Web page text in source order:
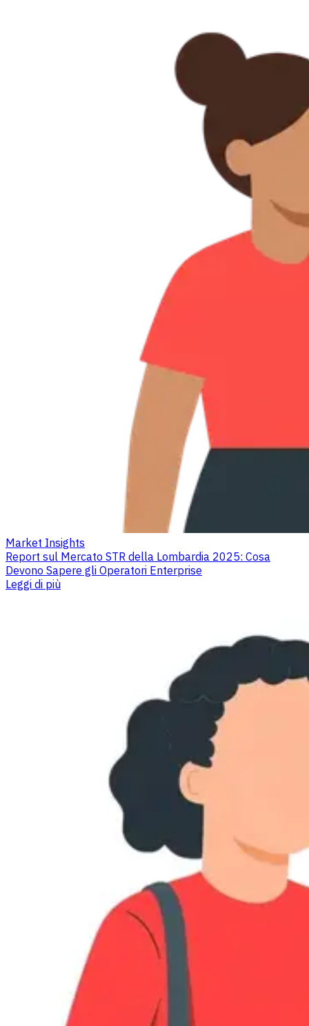
Market Insights
Report sul Mercato STR della Lombardia 2025: Cosa
Devono Sapere gli Operatori Enterprise
Leggi di più